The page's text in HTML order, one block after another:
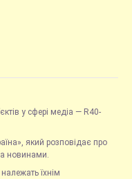
у сфері медіа — R40-
який розповідає про
новинами.
їхнім